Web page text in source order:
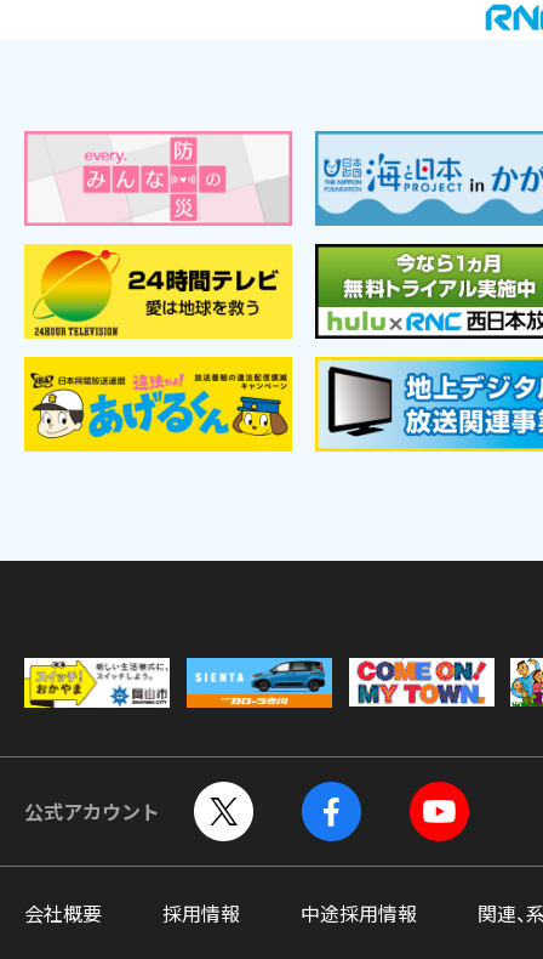
公式アカウント
会社概要 採用情報 中途採用情報 関連、